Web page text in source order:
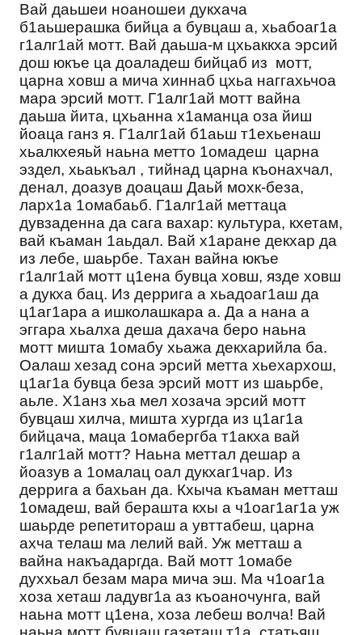
Вай даьшеи ноаношеи дукхача
б1аьшерашка бийца а бувцаш а, хьабоаг1а
г1алг1ай мотт. Вай даьша-м цхьаккха эрсий
дош юкъе ца доаладеш бийцаб из мотт,
царна ховш а мича хиннаб цхьа наггахьчоа
мара эрсий мотт. Г1алг1ай мотт вайна
даьша йита, цхьанна х1аманца оза йиш
йоаца ганз я. Г1алг1ай б1аьш т1ехьенаш
хьалкхеяьй наьна метто 1омадеш царна
эздел, хьаькъал , тийнад царна къонахчал,
денал, доазув доацаш Даьй мохк-беза,
ларх1а 1омабаьб. Г1алг1ай меттаца
дувзаденна да сага вахар: культура, кхетам,
вай къаман 1аьдал. Вай х1аране декхар да
из лебе, шаьрбе. Тахан вайна юкъе
г1алг1ай мотт ц1ена бувца ховш, язде ховш
а дукха бац. Из деррига а хьадоаг1аш да
ц1аг1ара а ишколашкара а. Да а нана а
эггара хьалха деша дахача беро наьна
мотт мишта 1омабу хьажа декхарийла ба.
Оалаш хезад сона эрсий метта хьехархош,
ц1аг1а бувца беза эрсий мотт из шаьрбе,
аьле. Х1анз хьа мел хозача эрсий мотт
бувцаш хилча, мишта хургда из ц1аг1а
бийцача, маца 1омабергба т1акха вай
г1алг1ай мотт? Наьна меттал дешар а
йоазув а 1омалац оал дукхаг1чар. Из
деррига а бахьан да. Кхыча къаман метташ
1омадеш, вай берашта кхы а ч1оаг1аг1а уж
шаьрде репетитораш а увттабеш, царна
ахча телаш ма лелий вай. Уж метташ а
вайна накъадаргда. Вай мотт 1омабе
духхьал безам мара мича эш. Ма ч1оаг1а
хоза хеташ ладувг1а аз къоаночунга, вай
наьна мотт ц1ена, хоза лебеш волча! Вай